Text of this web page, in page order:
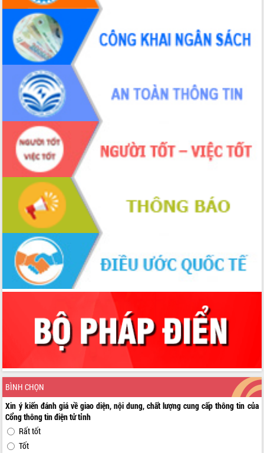
BÌNH CHỌN
Xin ý kiến đánh giá về giao diện, nội dung, chất lượng cung cấp thông tin của
Cổng thông tin điện tử tỉnh
Rất tốt
Tốt